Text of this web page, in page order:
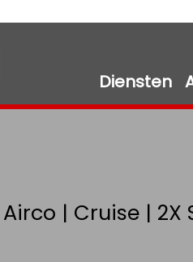
Diensten
Airco | Cruise |